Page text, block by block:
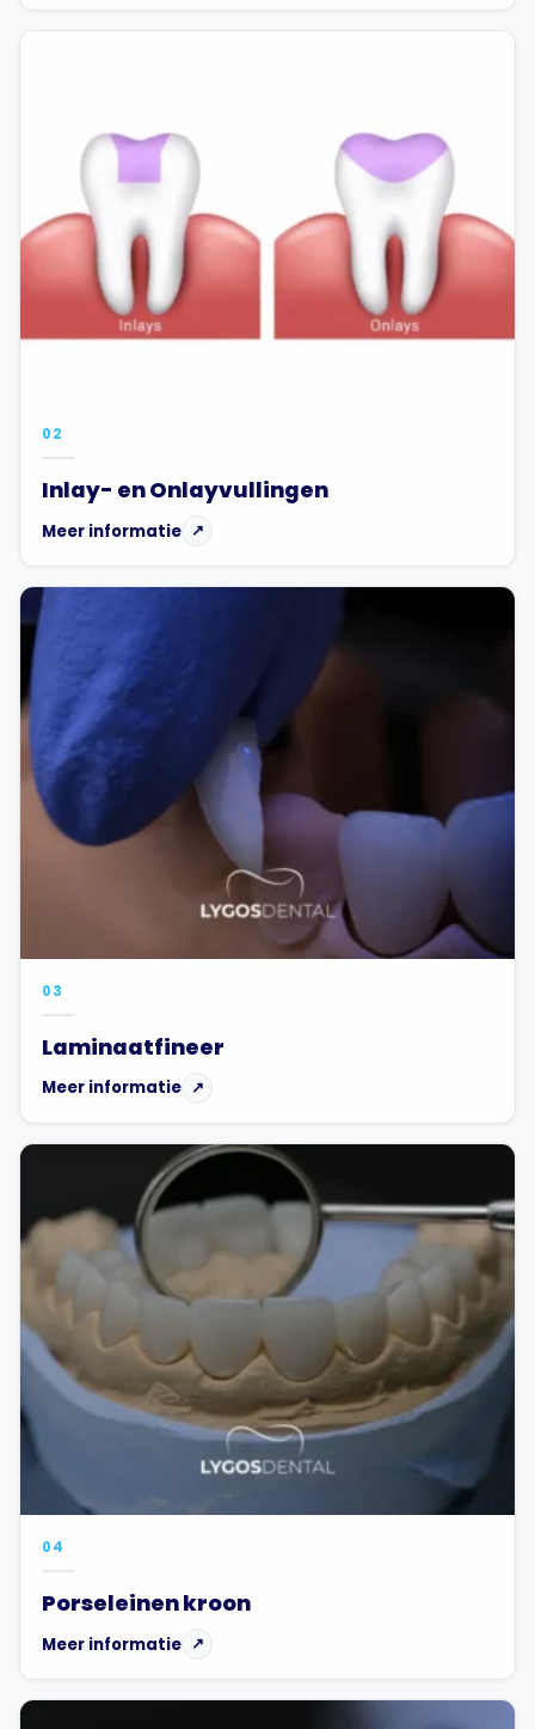
02
Inlay- en Onlayvullingen
Meer informatie ↗
03
Laminaatfineer
Meer informatie ↗
04
Porseleinen kroon
Meer informatie ↗